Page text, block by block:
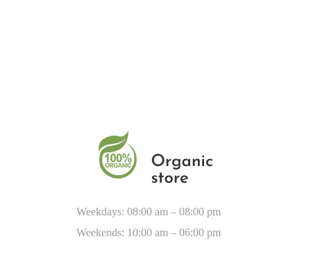
Weekdays: 08:00 am – 08:00 pm
Weekends: 10:00 am – 06:00 pm